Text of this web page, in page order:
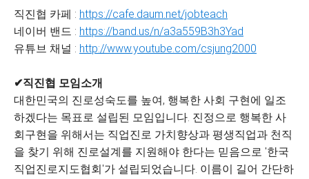
직진협 카페 : https://cafe.daum.net/jobteach
네이버 밴드 : https://band.us/n/a3a559B3h3Yad
유튜브 채널 : http://www.youtube.com/csjung2000
✔직진협 모임소개
대한민국의 진로성숙도를 높여, 행복한 사회 구현에 일조
하겠다는 목표로 설립된 모임입니다. 진정으로 행복한 사
회구현을 위해서는 직업진로 가치향상과 평생직업과 천직
을 찾기 위해 진로설계를 지원해야 한다는 믿음으로 '한국
직업진로지도협회'가 설립되었습니다. 이름이 길어 간단하